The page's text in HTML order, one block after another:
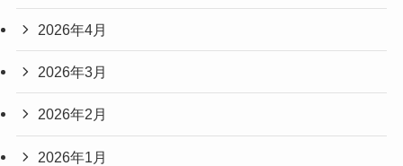
2026年4月
2026年3月
2026年2月
2026年1月